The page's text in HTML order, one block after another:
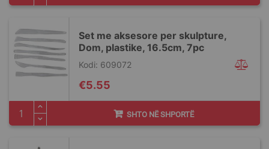
Set me aksesore per skulpture,
Dom, plastike, 16.5cm, 7pc
Kodi: 609072
€5.55
SHTO NË SHPORTË